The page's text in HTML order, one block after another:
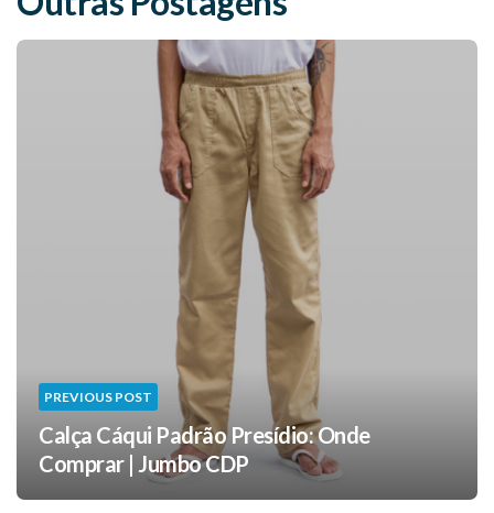
PREVIOUS POST
Calça Cáqui Padrão Presídio: Onde
Comprar | Jumbo CDP